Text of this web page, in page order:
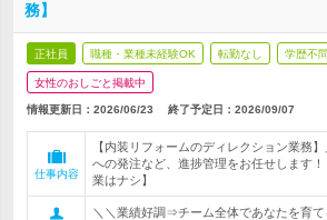
務】
正社員 職種・業種未経験OK 転勤なし 学歴不問
女性のおしごと掲載中
情報更新日：2026/06/23 終了予定日： 2026/09/07
仕事内容
【内装リフォームのディレクション業務
への発注など、進捗管理をお任せします
業はナシ】
＼＼業績好調⇒チーム全体であなたを育て